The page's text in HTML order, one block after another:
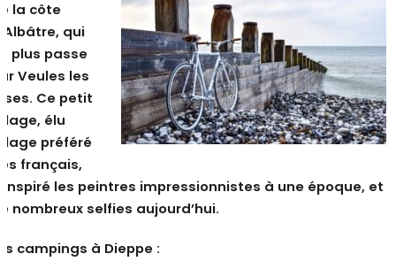
la côte
qui
plus passe
Veules les
Ce petit
élu
préféré
français,
inspiré les peintres impressionnistes à une époque, et
nombreux selfies aujourd’hui.
campings à Dieppe :